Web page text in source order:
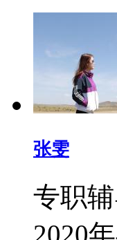
张雯
专职